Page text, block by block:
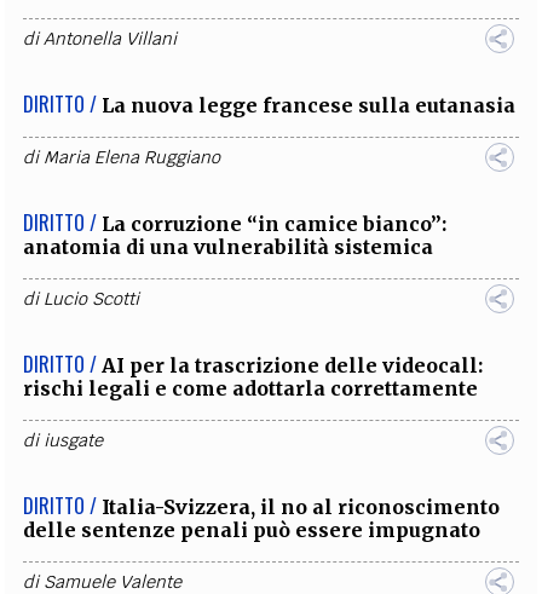
diAntonella Villani
DIRITTO / La nuova legge francese sulla eutanasia
diMaria Elena Ruggiano
DIRITTO / La corruzione “in camice bianco”:
anatomia di una vulnerabilità sistemica
diLucio Scotti
DIRITTO / AI per la trascrizione delle videocall:
rischi legali e come adottarla correttamente
diiusgate
DIRITTO / Italia-Svizzera, il no al riconoscimento
delle sentenze penali può essere impugnato
diSamuele Valente